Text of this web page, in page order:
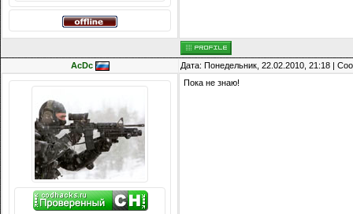
AcDc Дата: Понедельник, 22.02.2010, 21:18 |
Пока не знаю!